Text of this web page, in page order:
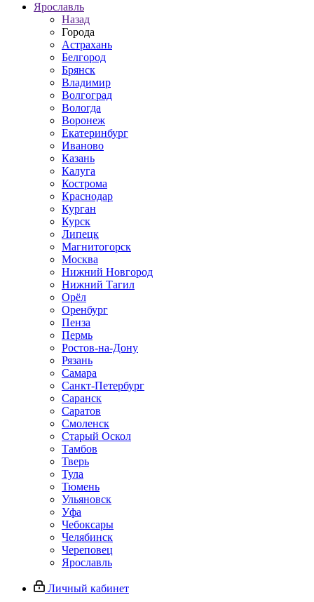
Ярославль
Назад
Города
Астрахань
Белгород
Брянск
Владимир
Волгоград
Вологда
Воронеж
Екатеринбург
Иваново
Казань
Калуга
Кострома
Краснодар
Курган
Курск
Липецк
Магнитогорск
Москва
Нижний Новгород
Нижний Тагил
Орёл
Оренбург
Пенза
Пермь
Ростов‑на‑Дону
Рязань
Самара
Санкт‑Петербург
Саранск
Саратов
Смоленск
Старый Оскол
Тамбов
Тверь
Тула
Тюмень
Ульяновск
Уфа
Чебоксары
Челябинск
Череповец
Ярославль
Личный кабинет